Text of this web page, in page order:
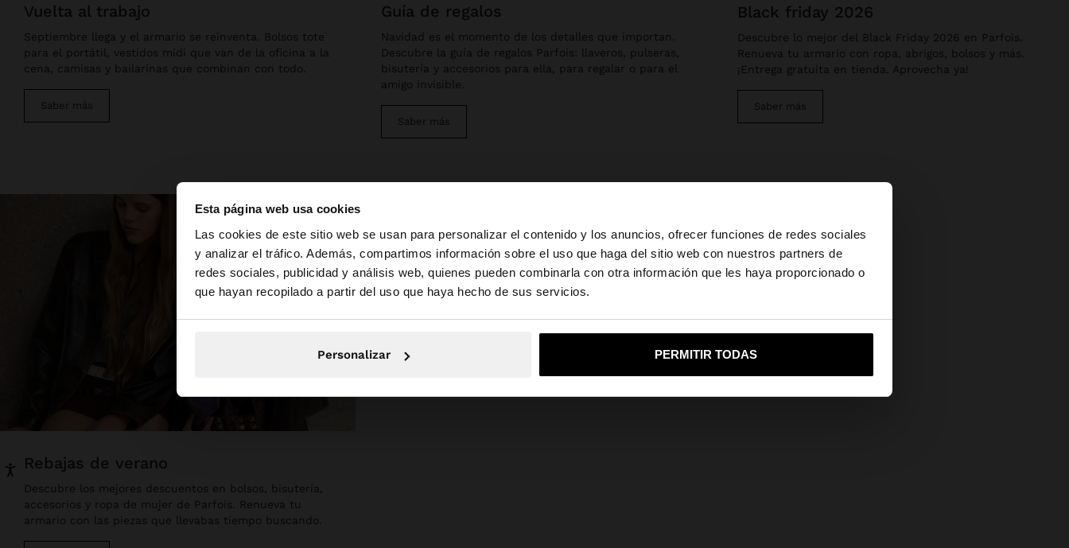
Esta página web usa cookies
Las cookies de este sitio web se usan para personalizar el contenido y los anuncios, ofrecer funciones de redes sociales
y analizar el tráfico. Además, compartimos información sobre el uso que haga del sitio web con nuestros partners de
redes sociales, publicidad y análisis web, quienes pueden combinarla con otra información que les haya proporcionado o
que hayan recopilado a partir del uso que haya hecho de sus servicios.
Personalizar PERMITIR TODAS
hola ×
Estás accediendo a la web de España. ¿Quieres ir a la web de United States?
No, continuar en la web de España Sí, llévame a United States
vuelta al trabajo
Septiembre llega y el armario se reinventa. Bolsos tote
para el portátil, vestidos midi que van de la oficina a la
cena, camisas y bailarinas que combinan con todo.
Saber más
guía de regalos
Navidad es el momento de los detalles que importan.
Descubre la guía de regalos Parfois: llaveros, pulseras,
bisutería y accesorios para ella, para regalar o para el
amigo invisible.
Saber más
black friday 2026
Descubre lo mejor del Black Friday 2026 en Parfois.
Renueva tu armario con ropa, abrigos, bolsos y más.
¡Entrega gratuita en tienda. Aprovecha ya!
Saber más
rebajas de verano
Descubre los mejores descuentos en bolsos, bisutería,
accesorios y ropa de mujer de Parfois. Renueva tu
armario con las piezas que llevabas tiempo buscando.